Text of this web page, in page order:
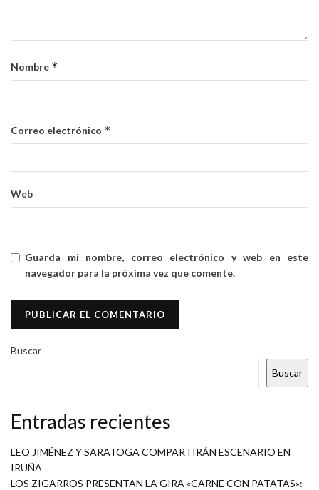
Nombre *
Correo electrónico *
Web
Guarda mi nombre, correo electrónico y web en este
navegador para la próxima vez que comente.
Buscar
Buscar
Entradas recientes
LEO JIMÉNEZ Y SARATOGA COMPARTIRÁN ESCENARIO EN
IRUÑA
LOS ZIGARROS PRESENTAN LA GIRA «CARNE CON PATATAS»: